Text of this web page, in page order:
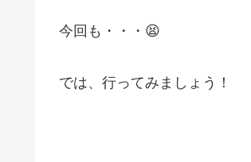
今回も・・・😫
では、行ってみましょう！